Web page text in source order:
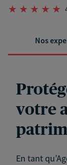
Nos
votre
En tant